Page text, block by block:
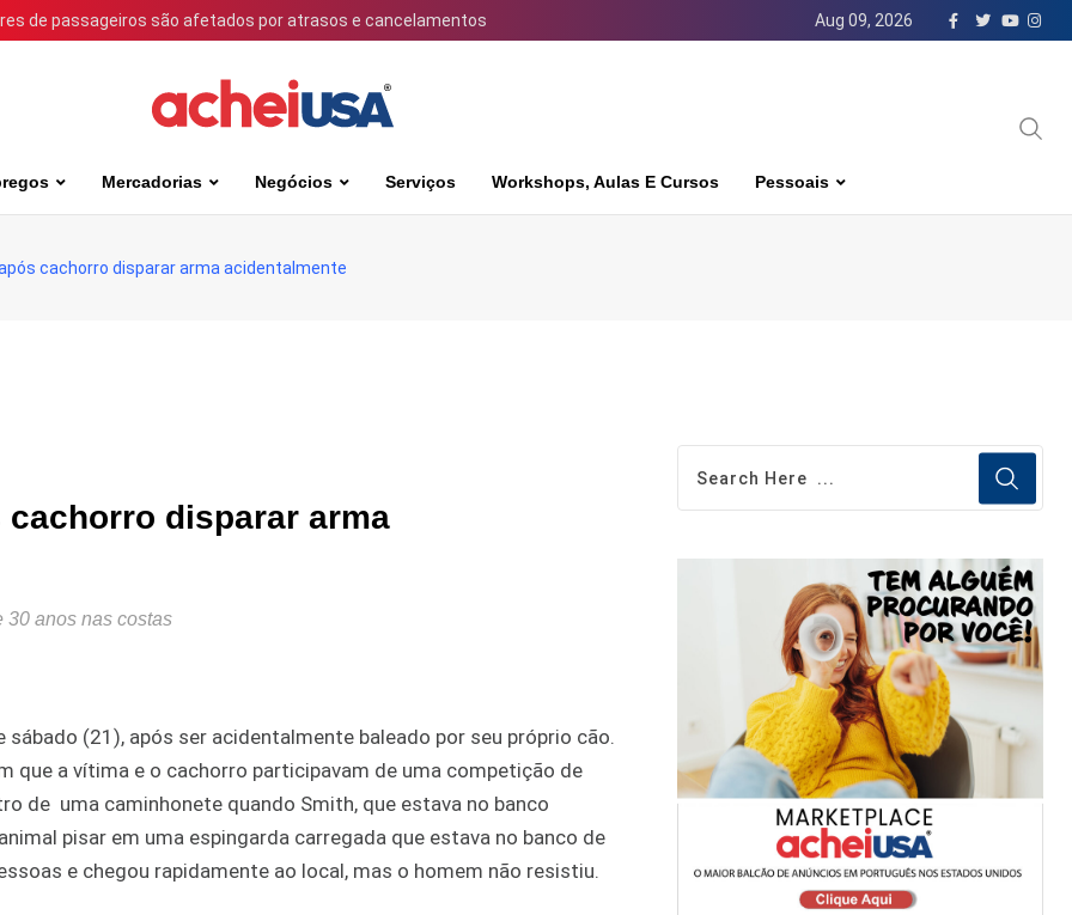
de passageiros são afetados por atrasos e cancelamentos Aug 09, 2026
Mercadorias Negócios Serviços Workshops, Aulas E Cursos Pessoais
cachorro disparar arma acidentalmente
disparar arma
30 anos nas costas
(21), após ser acidentalmente baleado por seu próprio cão.
que a vítima e o cachorro participavam de uma competição de
de uma caminhonete quando Smith, que estava no banco
pisar em uma espingarda carregada que estava no banco de
e chegou rapidamente ao local, mas o homem não resistiu.